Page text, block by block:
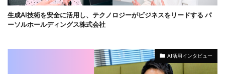
生成AI技術を安全に活用し、テクノロジーがビジネスをリードする パ
ーソルホールディングス株式会社
AI活用インタビュー